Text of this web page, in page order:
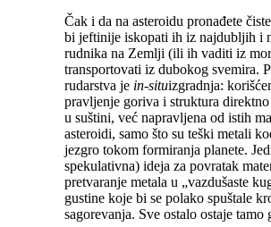
Čak i da na asteroidu pronađete
bi jeftinije iskopati ih iz najdubljih i
rudnika na Zemlji (ili ih vaditi iz
transportovati iz dubokog svemira.
rudarstva je in-situizgradnja:
pravljenje goriva i struktura
u suštini, već napravljena od istih
asteroidi, samo što su teški metali
jezgro tokom formiranja planete.
spekulativna) ideja za povratak
pretvaranje metala u „vazdušaste
gustine koje bi se polako spuštale
sagorevanja. Sve ostalo ostaje tamo